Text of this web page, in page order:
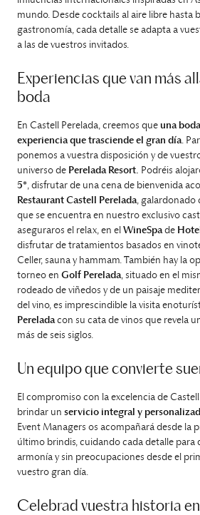
mundo. Desde cocktails al aire libre hasta
gastronomía, cada detalle se adapta a
a las de vuestros invitados.
Experiencias que van más
boda
En Castell Perelada, creemos que una
experiencia que trasciende el gran día.
ponemos a vuestra disposición y de
universo de Perelada Resort. Podréis
5*, disfrutar de una cena de bienvenida
Restaurant Castell Perelada, galardonado
que se encuentra en nuestro exclusivo
aseguraros el relax, en el WineSpade
disfrutar de tratamientos basados en
Celler, sauna y hammam. También hay la
torneo en Golf Perelada, situado en el
rodeado de viñedos y de un paisaje
del vino, es imprescindible la visita
Pereladacon su cata de vinos que revela
más de seis siglos.
Un equipo que convierte
El compromiso con la excelencia de
brindar un servicio integral y
Event Managers os acompañará desde la
último brindis, cuidando cada detalle para
armonía y sin preocupaciones desde el
vuestro gran día.
Celebrad vuestra historia